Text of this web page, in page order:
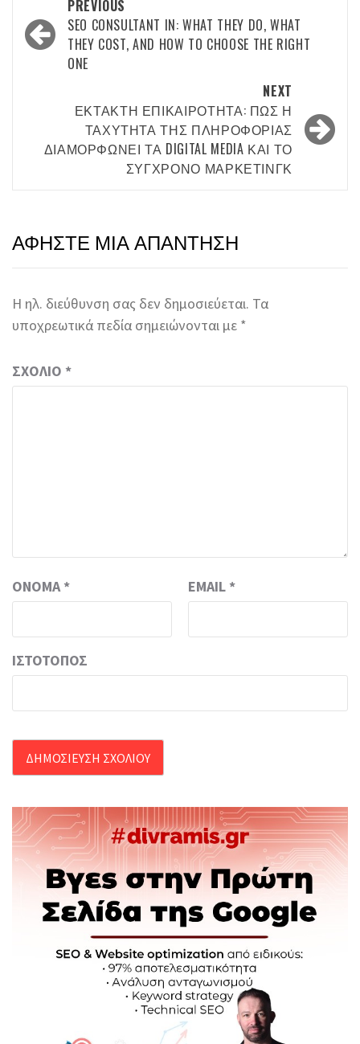
navigation
PREVIOUS
SEO CONSULTANT IN: WHAT THEY DO, WHAT
THEY COST, AND HOW TO CHOOSE THE RIGHT
ONE
NEXT
ΈΚΤΑΚΤΗ ΕΠΙΚΑΙΡΌΤΗΤΑ: ΠΏΣ Η
ΤΑΧΎΤΗΤΑ ΤΗΣ ΠΛΗΡΟΦΟΡΊΑΣ
ΔΙΑΜΟΡΦΏΝΕΙ ΤΑ DIGITAL MEDIA ΚΑΙ ΤΟ
ΣΎΓΧΡΟΝΟ ΜΆΡΚΕΤΙΝΓΚ
ΑΦΉΣΤΕ ΜΙΑ ΑΠΆΝΤΗΣΗ
Η ηλ. διεύθυνση σας δεν δημοσιεύεται. Τα
υποχρεωτικά πεδία σημειώνονται με *
ΣΧΌΛΙΟ *
ΌΝΟΜΑ* EMAIL *
ΙΣΤΌΤΟΠΟΣ